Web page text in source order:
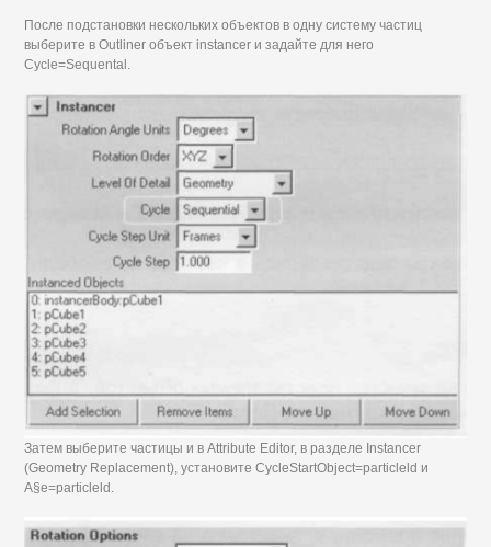
После подстановки нескольких объектов в одну систему частиц
выберите в Outliner объект instancer и задайте для него
Cycle=Sequental.
Затем выберите частицы и в Attribute Editor, в разделе Instancer
(Geometry Replacement), установите CycleStartObject=particleld и
A§e=particleld.